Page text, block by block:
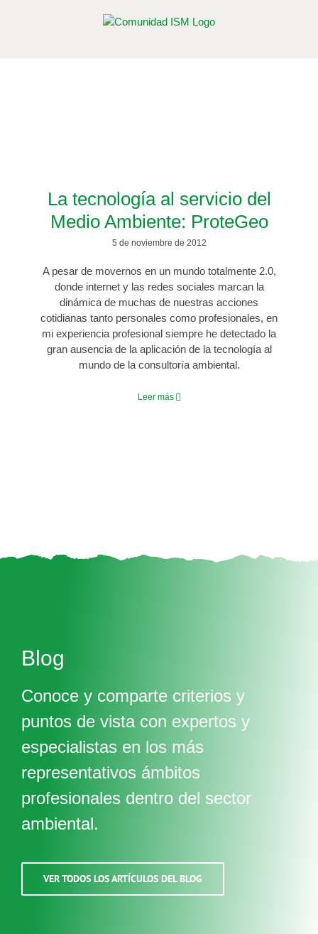
La tecnología al servicio del
Medio Ambiente: ProteGeo
5 de noviembre de 2012
A pesar de movernos en un mundo totalmente 2.0,
donde internet y las redes sociales marcan la
dinámica de muchas de nuestras acciones
cotidianas tanto personales como profesionales, en
mi experiencia profesional siempre he detectado la
gran ausencia de la aplicación de la tecnología al
mundo de la consultoría ambiental.
Leer más
Blog
Conoce y comparte criterios y
puntos de vista con expertos y
especialistas en los más
representativos ámbitos
profesionales dentro del sector
ambiental.
VER TODOS LOS ARTÍCULOS DEL BLOG